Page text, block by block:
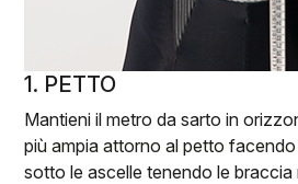
1. PETTO
Mantieni il metro da sarto in
più ampia attorno al petto
sotto le ascelle tenendo le braccia